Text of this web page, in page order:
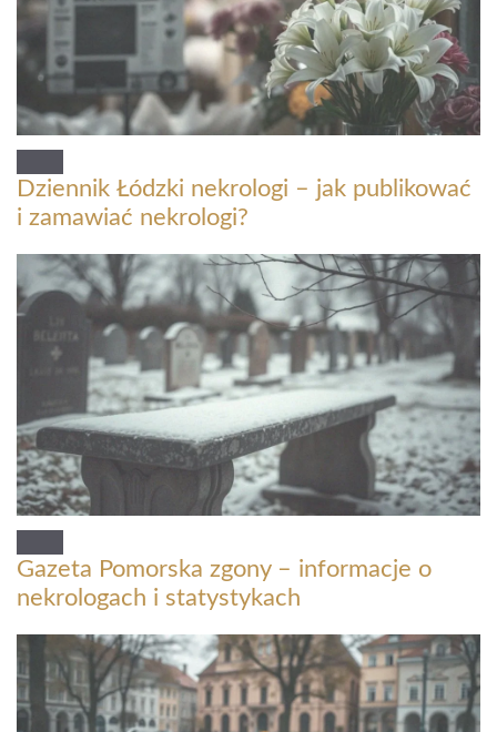
Dziennik Łódzki nekrologi – jak publikować
i zamawiać nekrologi?
Gazeta Pomorska zgony – informacje o
nekrologach i statystykach